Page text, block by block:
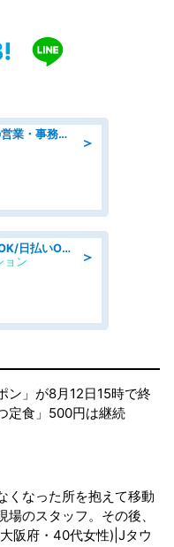
＞
09月開始/総合設備会社での営業・事務のお仕事/車通勤可/賞与あり/営業/営業事務
＞
マシンオペレーター/未経験OK/日払いOK/寮完備/交替制/20・30・40代活躍中
ョン
ン」が8月12日15時で終
定食」500円は継続
くなった所を抱えて移動
場のスタッフ。その後、
阪府・40代女性)|Jタウ